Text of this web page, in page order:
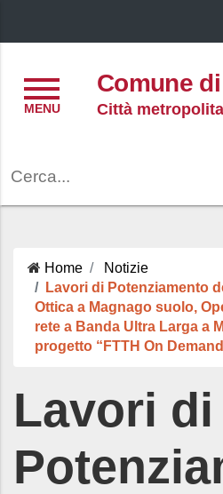
Comune
Città
Home
Notizie
Lavori di Potenziamento
Ottica a Magnago suolo,
rete a Banda Ultra Larga a
progetto “FTTH On
Lavori di